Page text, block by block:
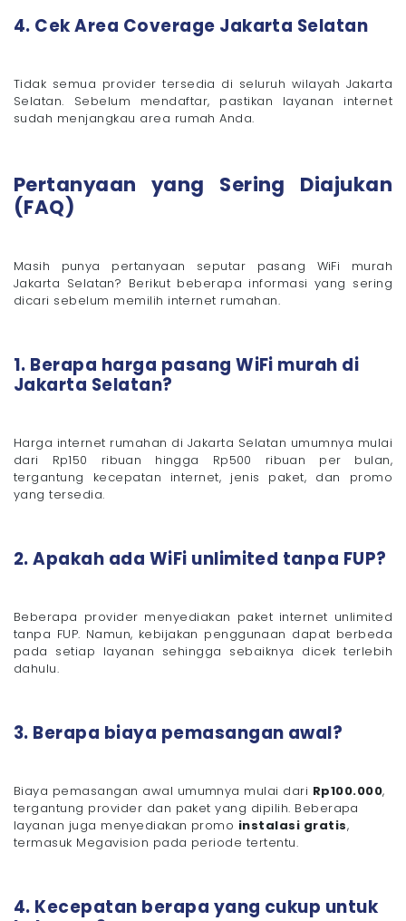
4. Cek Area Coverage Jakarta Selatan
Tidak semua provider tersedia di seluruh wilayah Jakarta
Selatan. Sebelum mendaftar, pastikan layanan internet
sudah menjangkau area rumah Anda.
Pertanyaan yang Sering Diajukan
(FAQ)
Masih punya pertanyaan seputar pasang WiFi murah
Jakarta Selatan? Berikut beberapa informasi yang sering
dicari sebelum memilih internet rumahan.
1. Berapa harga pasang WiFi murah di
Jakarta Selatan?
Harga internet rumahan di Jakarta Selatan umumnya mulai
dari Rp150 ribuan hingga Rp500 ribuan per bulan,
tergantung kecepatan internet, jenis paket, dan promo
yang tersedia.
2. Apakah ada WiFi unlimited tanpa FUP?
Beberapa provider menyediakan paket internet unlimited
tanpa FUP. Namun, kebijakan penggunaan dapat berbeda
pada setiap layanan sehingga sebaiknya dicek terlebih
dahulu.
3. Berapa biaya pemasangan awal?
Biaya pemasangan awal umumnya mulai dari Rp100.000,
tergantung provider dan paket yang dipilih. Beberapa
layanan juga menyediakan promo instalasi gratis,
termasuk Megavision pada periode tertentu.
4. Kecepatan berapa yang cukup untuk